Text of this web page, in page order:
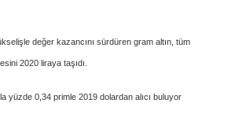
değer kazancını sürdüren gram altın, tüm
2020 liraya taşıdı.
yüzde 0,34 primle 2019 dolardan alıcı buluyor